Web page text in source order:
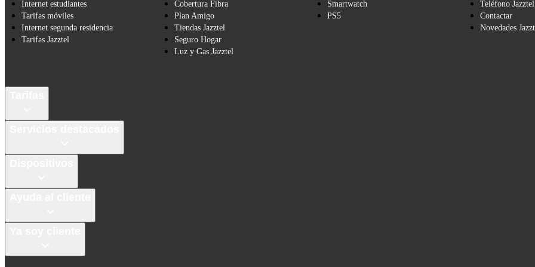
Internet estudiantes
Tarifas móviles
Internet segunda residencia
Tarifas Jazztel
Cobertura Fibra
Plan Amigo
Tiendas Jazztel
Seguro Hogar
Luz y Gas Jazztel
Smartwatch
PS5
Teléfono Jazztel
Contactar
Novedades